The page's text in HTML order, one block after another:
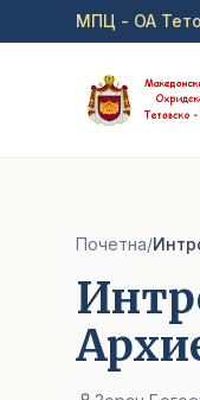
Прејди на главна
МПЦ - ОА
Почетна/